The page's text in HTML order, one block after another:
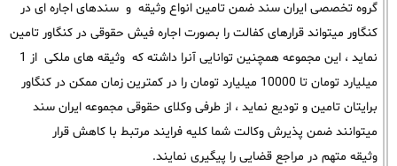
گروه تخصصی ایران سند ضمن تامین انواع وثیقه و سندهای اجاره ای در
کنگاور میتواند قرارهای کفالت را بصورت اجاره فیش حقوقی در کنگاور تامین
نماید ، این مجموعه همچنین توانایی آنرا داشته که وثیقه های ملکی از 1
میلیارد تومان تا 10000 میلیارد تومان را در کمترین زمان ممکن در کنگاور
برایتان تامین و تودیع نماید ، از طرفی وکلای حقوقی مجموعه ایران سند
میتوانند ضمن پذیرش وکالت شما کلیه فرایند مرتبط با کاهش قرار
وثیقه متهم در مراجع قضایی را پیگیری نمایند.